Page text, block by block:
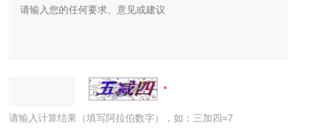
请输入计算结果（填写阿拉伯数字），如：三加四=7